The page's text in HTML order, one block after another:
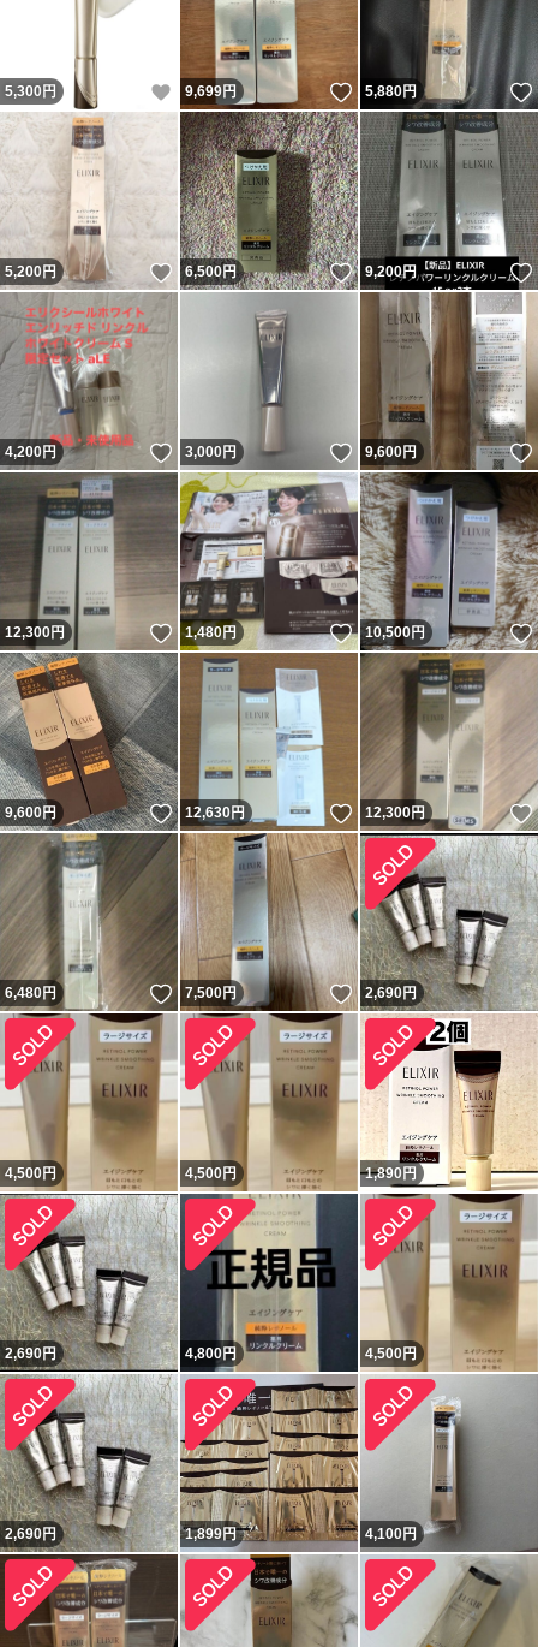
5,300 円 いいね！
9,699円 いいね！
5,880円
5,200円 いいね！
6,500円 いいね！
9,200円
4,200円 いいね！
3,000円 いいね！
9,600円
12,300円 いいね！
1,480円 いいね！
10,500円
9,600円 いいね！
12,630円 いいね！
12,300円
6,480円 いいね！
7,500円 いいね！
2,690円
4,500円 4,500円 1,890 円
2,690円 4,800円 4,500円
2,690円 1,899円 4,100円